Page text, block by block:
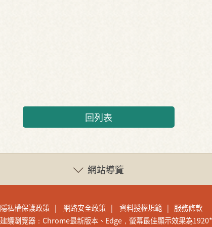
回列表
網站導覽
隱私權保護政策 網路安全政策 資料授權規範
服務條款
建議瀏覽器：Chrome最新版本、Edge，螢幕最佳顯示效果為